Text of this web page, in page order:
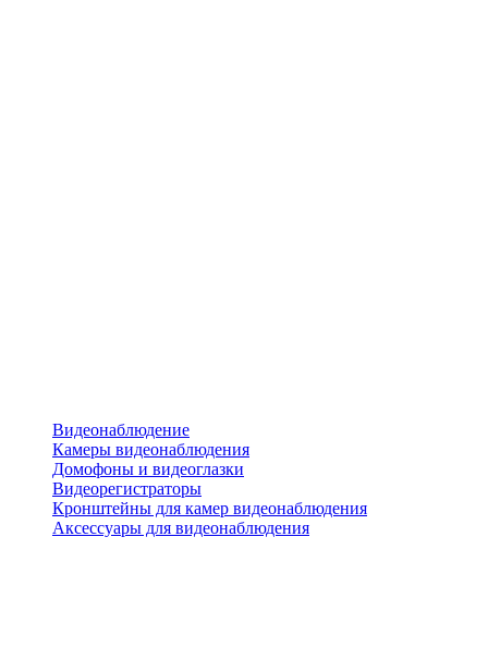
Видеонаблюдение
Камеры видеонаблюдения
Домофоны и видеоглазки
Видеорегистраторы
Кронштейны для камер видеонаблюдения
Аксессуары для видеонаблюдения